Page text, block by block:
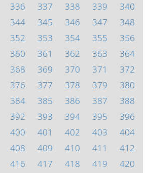
336 337 338 339
340
344 345 346 347
348
352 353 354 355
356
360 361 362 363
364
368 369 370 371
372
376 377 378 379
380
384 385 386 387
388
392 393 394 395
396
400 401 402 403
404
408 409 410 411
412
416 417 418 419
420